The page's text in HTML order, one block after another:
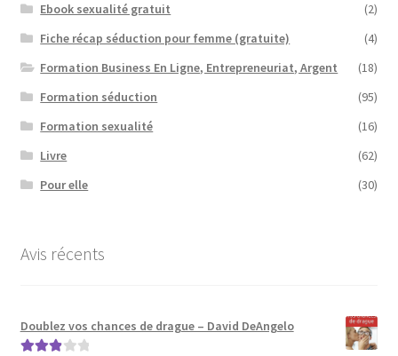
Ebook sexualité gratuit
(2)
Fiche récap séduction pour femme (gratuite)
(4)
Formation Business En Ligne, Entrepreneuriat, Argent
(18)
Formation séduction
(95)
Formation sexualité
(16)
Livre
(62)
Pour elle
(30)
Avis récents
Doublez vos chances de drague – David DeAngelo